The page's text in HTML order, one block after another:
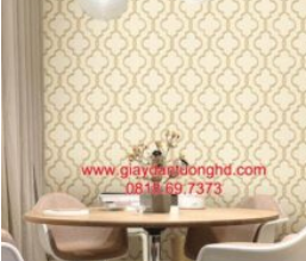
Giấy dán tường văn phòng 27701-3